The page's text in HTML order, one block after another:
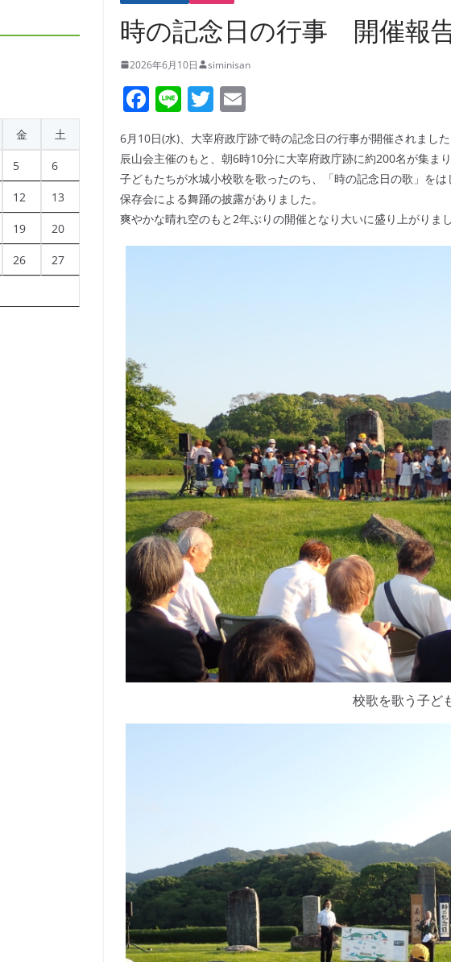
時の記念日の行事 開催報
2026年6月10日 siminisan
F
a
c
e
b
o
o
Li
n
e
T
w
itt
er
m
ai
l
6月10日(水)、大宰府政庁跡で時の記念日の行事が開催されまし
辰山会主催のもと、朝6時10分に大宰府政庁跡に約200名が集ま
子どもたちが水城小校歌を歌ったのち、「時の記念日の歌」を
保存会による舞踊の披露がありました。
爽やかな晴れ空のもと2年ぶりの開催となり大いに盛り上がりま
校歌を歌う子ど
金 土
5 6
12 13
19 20
26 27